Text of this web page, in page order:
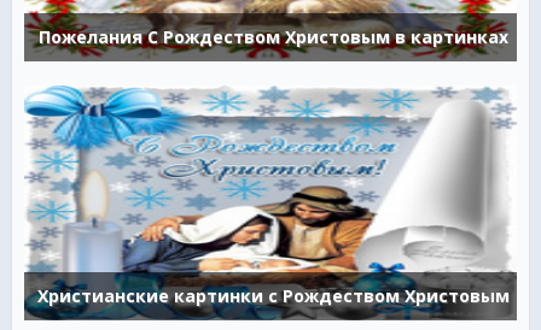
Пожелания С Рождеством Христовым в картинках
Христианские картинки с Рождеством Христовым